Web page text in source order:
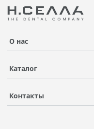
О нас
Каталог
Контакты